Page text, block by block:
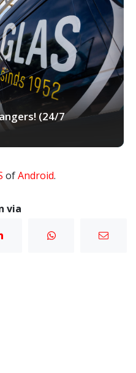
(24/7
ofAndroid.
via